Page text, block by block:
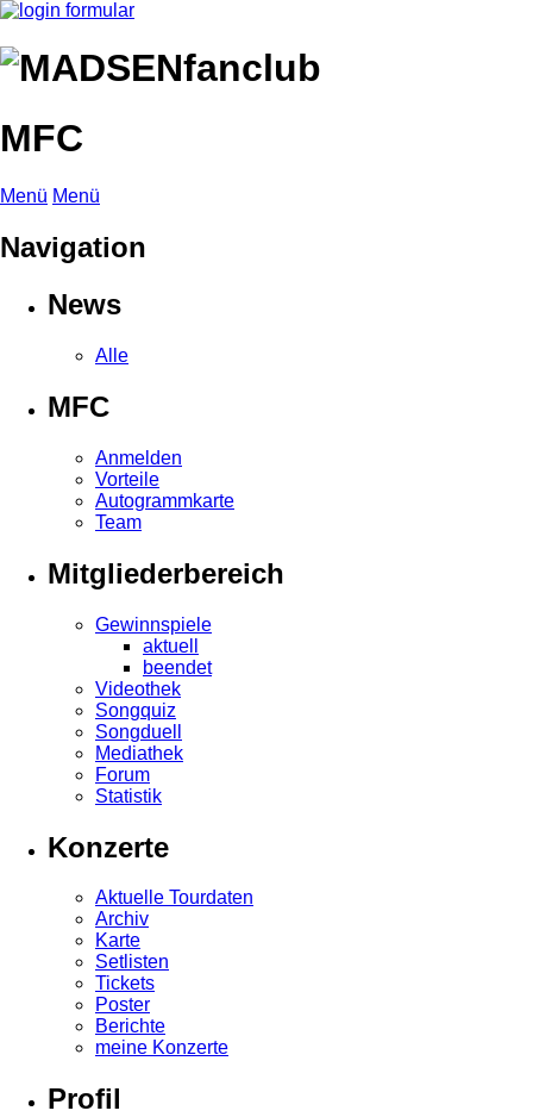
MFC
Menü Menü
Navigation
News
Alle
MFC
Anmelden
Vorteile
Autogrammkarte
Team
Mitgliederbereich
Gewinnspiele
aktuell
beendet
Videothek
Songquiz
Songduell
Mediathek
Forum
Statistik
Konzerte
Aktuelle Tourdaten
Archiv
Karte
Setlisten
Tickets
Poster
Berichte
meine Konzerte
Profil